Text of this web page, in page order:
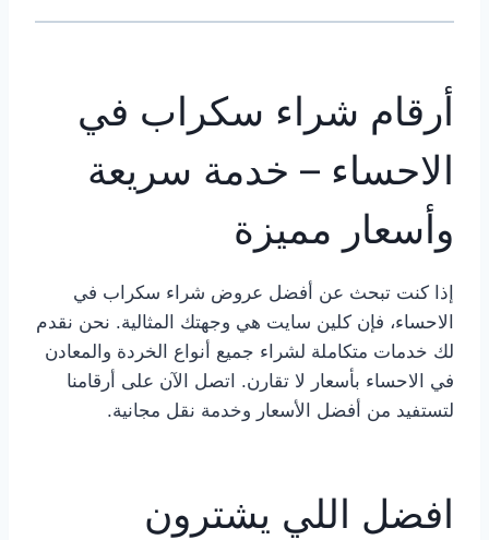
أرقام شراء سكراب في
الاحساء – خدمة سريعة
وأسعار مميزة
إذا كنت تبحث عن أفضل عروض شراء سكراب في
الاحساء، فإن كلين سايت هي وجهتك المثالية. نحن نقدم
لك خدمات متكاملة لشراء جميع أنواع الخردة والمعادن
في الاحساء بأسعار لا تقارن. اتصل الآن على أرقامنا
لتستفيد من أفضل الأسعار وخدمة نقل مجانية.
افضل اللي يشترون